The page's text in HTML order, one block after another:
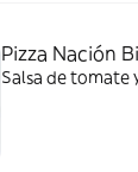
Pizza Nación
Salsa de tomate